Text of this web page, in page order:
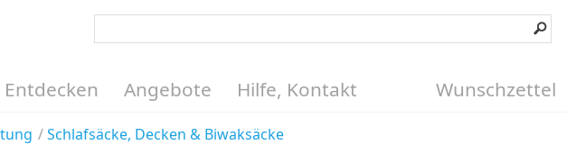
Entdecken Angebote Hilfe, Kontakt Wunschzettel
Schlafsäcke, Decken & Biwaksäcke